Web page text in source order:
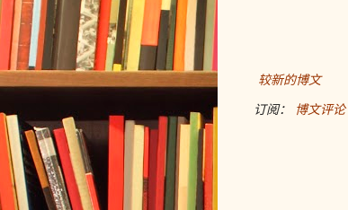
较新的博文
订阅：
博文评